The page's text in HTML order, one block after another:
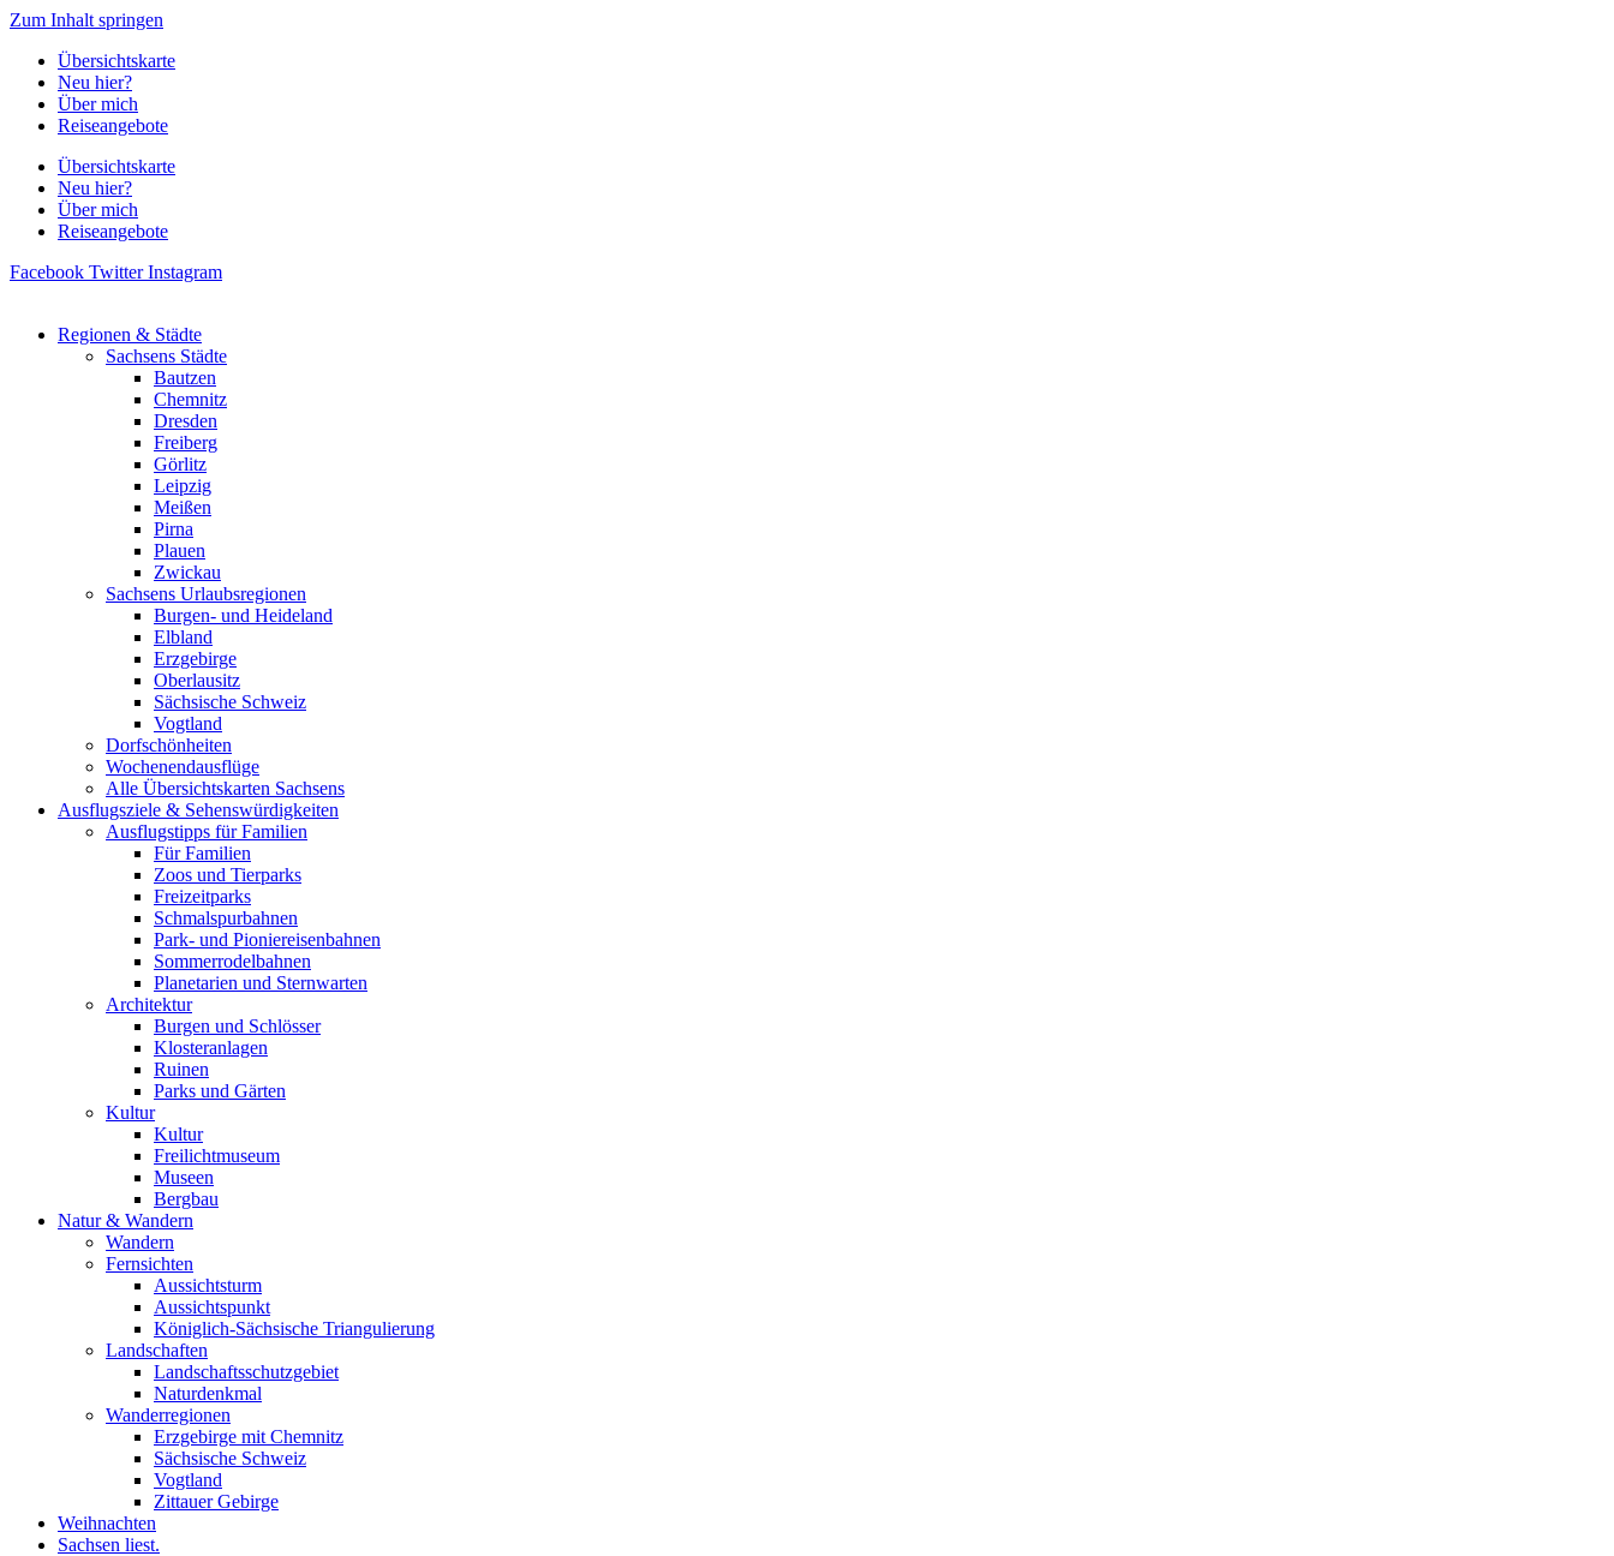
Zum Inhalt springen
Übersichtskarte
Neu hier?
Über mich
Reiseangebote
Übersichtskarte
Neu hier?
Über mich
Reiseangebote
Facebook Twitter Instagram
Regionen & Städte
Sachsens Städte
Bautzen
Chemnitz
Dresden
Freiberg
Görlitz
Leipzig
Meißen
Pirna
Plauen
Zwickau
Sachsens Urlaubsregionen
Burgen- und Heideland
Elbland
Erzgebirge
Oberlausitz
Sächsische Schweiz
Vogtland
Dorfschönheiten
Wochenendausflüge
Alle Übersichtskarten Sachsens
Ausflugsziele & Sehenswürdigkeiten
Ausflugstipps für Familien
Für Familien
Zoos und Tierparks
Freizeitparks
Schmalspurbahnen
Park- und Pioniereisenbahnen
Sommerrodelbahnen
Planetarien und Sternwarten
Architektur
Burgen und Schlösser
Klosteranlagen
Ruinen
Parks und Gärten
Kultur
Kultur
Freilichtmuseum
Museen
Bergbau
Natur & Wandern
Wandern
Fernsichten
Aussichtsturm
Aussichtspunkt
Königlich-Sächsische Triangulierung
Landschaften
Landschaftsschutzgebiet
Naturdenkmal
Wanderregionen
Erzgebirge mit Chemnitz
Sächsische Schweiz
Vogtland
Zittauer Gebirge
Weihnachten
Sachsen liest.